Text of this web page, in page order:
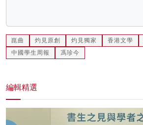
崑曲 灼見原創 灼見獨家 香港文學
中國學生周報
馮珍今
編輯精選